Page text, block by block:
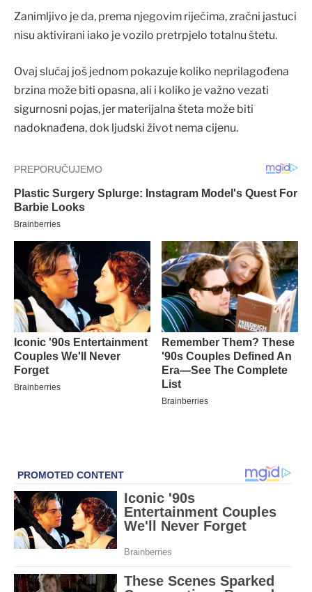
Zanimljivo je da, prema njegovim riječima, zračni jastuci
nisu aktivirani iako je vozilo pretrpjelo totalnu štetu.
Ovaj slučaj još jednom pokazuje koliko neprilagođena
brzina može biti opasna, ali i koliko je važno vezati
sigurnosni pojas, jer materijalna šteta može biti
nadoknađena, dok ljudski život nema cijenu.